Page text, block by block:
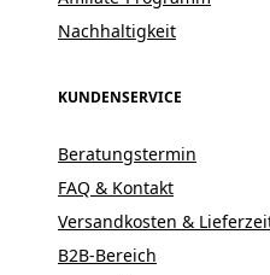
Nachhaltigkeit
KUNDENSERVICE
Beratungstermin
FAQ & Kontakt
Versandkosten &
B2B-Bereich